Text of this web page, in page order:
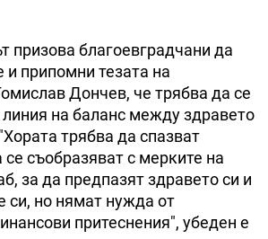
призова благоевградчани да
и припомни тезата на
Дончев, че трябва да се
на баланс между здравето
трябва да спазват
съобразяват с мерките на
за да предпазят здравето си и
си, но нямат нужда от
притеснения", убеден е